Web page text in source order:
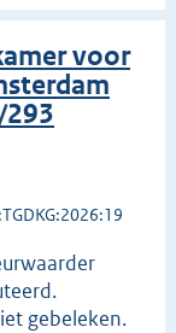
voor
293
gebeleken.